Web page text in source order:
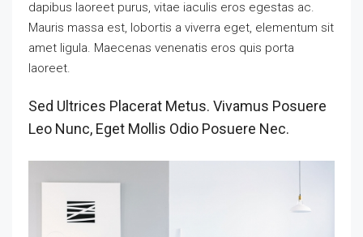
dapibus laoreet purus, vitae iaculis eros egestas ac.
Mauris massa est, lobortis a viverra eget, elementum sit
amet ligula. Maecenas venenatis eros quis porta
laoreet.
Sed Ultrices Placerat Metus. Vivamus Posuere
Leo Nunc, Eget Mollis Odio Posuere Nec.